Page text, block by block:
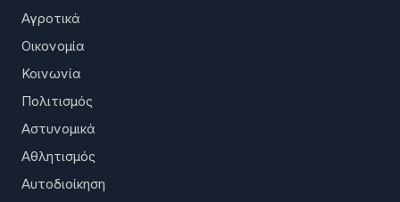
Αγροτικά
Οικονομία
Κοινωνία
Πολιτισμός
Αστυνομικά
Αθλητισμός
Αυτοδιοίκηση